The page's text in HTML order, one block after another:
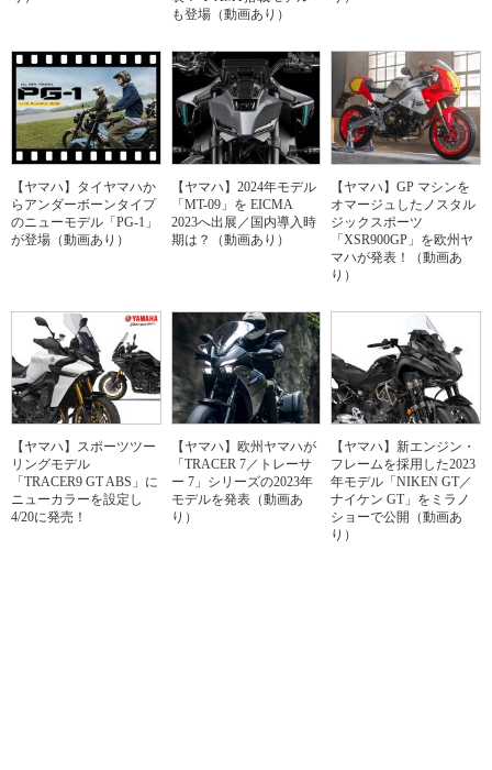
も登場（動画あり）
【ヤマハ】タイヤマハか
らアンダーボーンタイプ
のニューモデル「PG-1」
が登場（動画あり）
【ヤマハ】2024年モデル
「MT-09」を EICMA
2023へ出展／国内導入時
期は？（動画あり）
【ヤマハ】GP マシンを
オマージュしたノスタル
ジックスポーツ
「XSR900GP」を欧州ヤ
マハが発表！（動画あ
り）
【ヤマハ】スポーツツー
リングモデル
「TRACER9 GT ABS」に
ニューカラーを設定し
4/20に発売！
【ヤマハ】欧州ヤマハが
「TRACER 7／トレーサ
ー 7」シリーズの2023年
モデルを発表（動画あ
り）
【ヤマハ】新エンジン・
フレームを採用した2023
年モデル「NIKEN GT／
ナイケン GT」をミラノ
ショーで公開（動画あ
り）